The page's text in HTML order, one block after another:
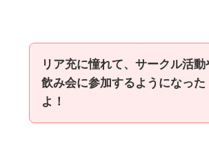
リア充に憧れて、サークル活動
飲み会に参加するようになった
よ！